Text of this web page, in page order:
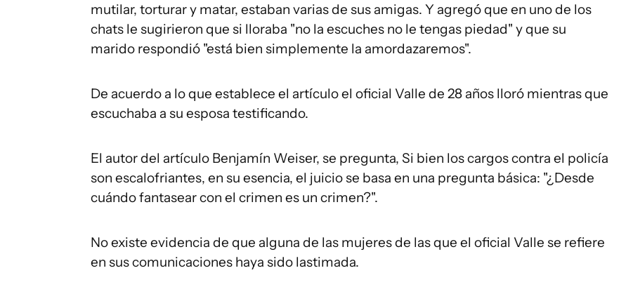
mutilar, torturar y matar, estaban varias de sus amigas. Y agregó que en uno de los
chats le sugirieron que si lloraba "no la escuches no le tengas piedad" y que su
marido respondió "está bien simplemente la amordazaremos".
De acuerdo a lo que establece el artículo el oficial Valle de 28 años lloró mientras que
escuchaba a su esposa testificando.
El autor del artículo Benjamín Weiser, se pregunta, Si bien los cargos contra el policía
son escalofriantes, en su esencia, el juicio se basa en una pregunta básica: "¿Desde
cuándo fantasear con el crimen es un crimen?".
No existe evidencia de que alguna de las mujeres de las que el oficial Valle se refiere
en sus comunicaciones haya sido lastimada.